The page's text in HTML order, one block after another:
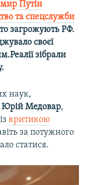
Путін
та спецслужби
загрожують РФ.
своєї
зібрали
наук,
Юрій Медовар,
критикою
за потужного
статися.